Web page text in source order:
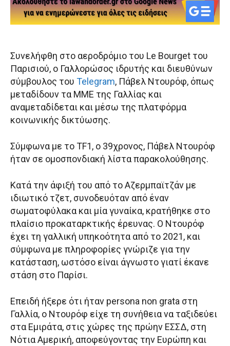
Συνελήφθη στο αεροδρόμιο του Le Bourget του
Παρισιού, ο Γαλλορώσος ιδρυτής και διευθύνων
σύμβουλος του Telegram, Πάβελ Ντουρόφ, όπως
μεταδίδουν τα ΜΜΕ της Γαλλίας και
αναμεταδίδεται και μέσω της πλατφόρμα
κοινωνικής δικτύωσης.
Σύμφωνα με το TF1, ο 39χρονος, Πάβελ Ντουρόφ
ήταν σε ομοσπονδιακή λίστα παρακολούθησης.
Κατά την άφιξή του από το Αζερμπαϊτζάν με
ιδιωτικό τζετ, συνοδευόταν από έναν
σωματοφύλακα και μία γυναίκα, κρατήθηκε στο
πλαίσιο προκαταρκτικής έρευνας. Ο Ντουρόφ
έχει τη γαλλική υπηκοότητα από το 2021, και
σύμφωνα με πληροφορίες γνώριζε για την
κατάσταση, ωστόσο είναι άγνωστο γιατί έκανε
στάση στο Παρίσι.
Επειδή ήξερε ότι ήταν persona non grata στη
Γαλλία, ο Ντουρόφ είχε τη συνήθεια να ταξιδεύει
στα Εμιράτα, στις χώρες της πρώην ΕΣΣΔ, στη
Νότια Αμερική, αποφεύγοντας την Ευρώπη και